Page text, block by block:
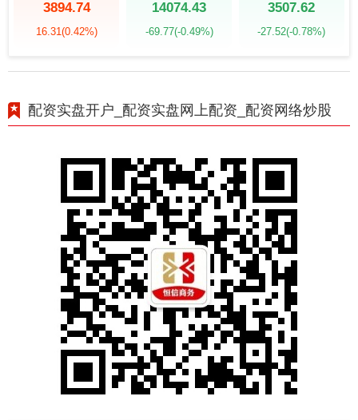
3894.74
16.31(0.42%)
14074.43
-69.77(-0.49%)
3507.62
-27.52(-0.78%)
配资实盘开户_配资实盘网上配资_配资网络炒股